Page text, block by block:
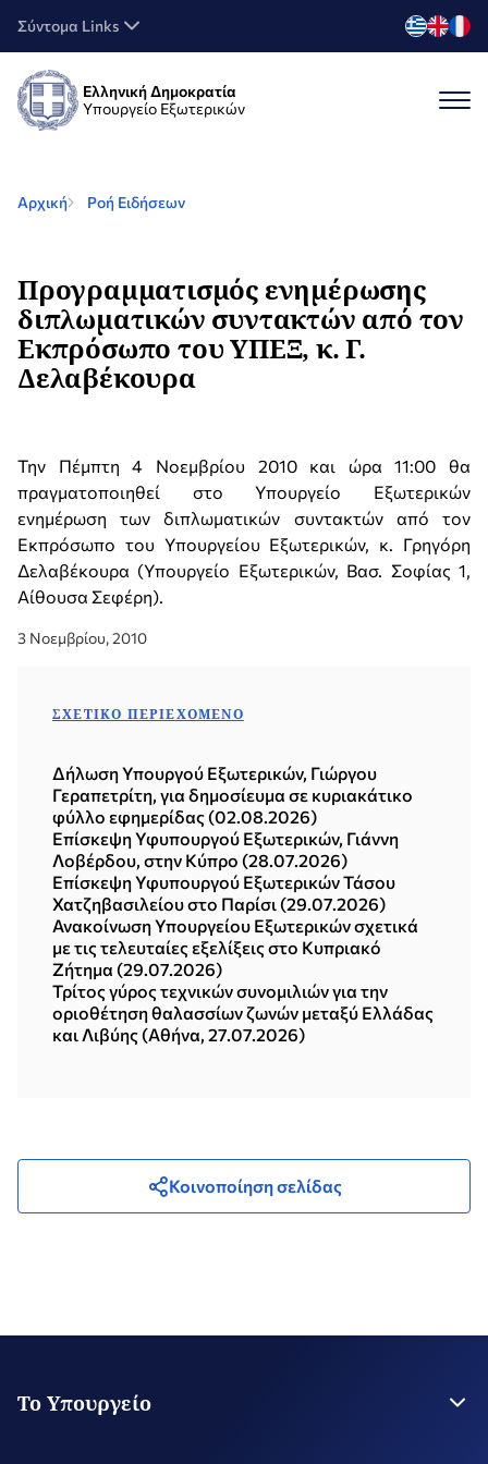
Σύντομα Links
Ελληνική Δημοκρατία
Υπουργείο Εξωτερικών
Αρχική Ροή Ειδήσεων
Προγραμματισμός ενημέρωσης
διπλωματικών συντακτών από τον
Εκπρόσωπο του ΥΠΕΞ, κ. Γ.
Δελαβέκουρα
Την Πέμπτη 4 Νοεμβρίου 2010 και ώρα 11:00 θα
πραγματοποιηθεί στο Υπουργείο Εξωτερικών
ενημέρωση των διπλωματικών συντακτών από τον
Εκπρόσωπο του Υπουργείου Εξωτερικών, κ. Γρηγόρη
Δελαβέκουρα (Υπουργείο Εξωτερικών, Βασ. Σοφίας 1,
Αίθουσα Σεφέρη).
3 Νοεμβρίου, 2010
ΣΧΕΤΙΚΌ ΠΕΡΙΕΧΌΜΕΝΟ
Δήλωση Υπουργού Εξωτερικών, Γιώργου
Γεραπετρίτη, για δημοσίευμα σε κυριακάτικο
φύλλο εφημερίδας (02.08.2026)
Επίσκεψη Υφυπουργού Εξωτερικών, Γιάννη
Λοβέρδου, στην Κύπρο (28.07.2026)
Επίσκεψη Υφυπουργού Εξωτερικών Τάσου
Χατζηβασιλείου στο Παρίσι (29.07.2026)
Ανακοίνωση Υπουργείου Εξωτερικών σχετικά
με τις τελευταίες εξελίξεις στο Κυπριακό
Ζήτημα (29.07.2026)
Τρίτος γύρος τεχνικών συνομιλιών για την
οριοθέτηση θαλασσίων ζωνών μεταξύ Ελλάδας
και Λιβύης (Αθήνα, 27.07.2026)
Κοινοποίηση σελίδας
Το Υπουργείο